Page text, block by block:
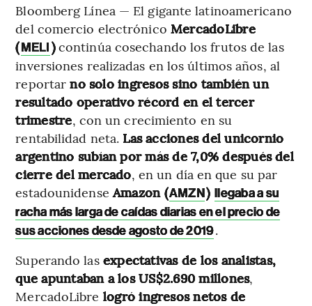
Bloomberg Línea — El gigante latinoamericano
del comercio electrónico MercadoLibre
(MELI)continúa cosechando los frutos de las
inversiones realizadas en los últimos años, al
reportarno solo ingresos sino también un
resultado operativo récord en el tercer
trimestre, con un crecimiento en su
rentabilidad neta. Las acciones del unicornio
argentino subían por más de 7,0% después del
cierre del mercado, en un día en que su par
estadounidenseAmazon (AMZN) llegaba a su
racha más larga de caídas diarias en el precio de
sus acciones desde agosto de 2019.
Superando las expectativas de los analistas,
que apuntaban a los US$2.690 millones,
MercadoLibre logró ingresos netos de